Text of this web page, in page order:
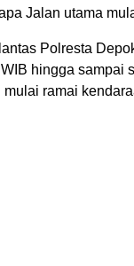
Jalan utama
Polresta
hingga sampai
mulai ramai